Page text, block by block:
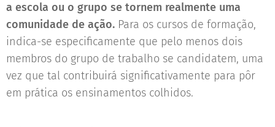
a escola ou o grupo se tornem realmente uma
comunidade de ação. Para os cursos de formação,
indica-se especificamente que pelo menos dois
membros do grupo de trabalho se candidatem, uma
vez que tal contribuirá significativamente para pôr
em prática os ensinamentos colhidos.